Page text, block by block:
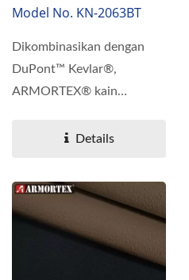
Model No. KN-2063BT
Dikombinasikan dengan
DuPont™ Kevlar®,
ARMORTEX® kain
dicirikan...
Details